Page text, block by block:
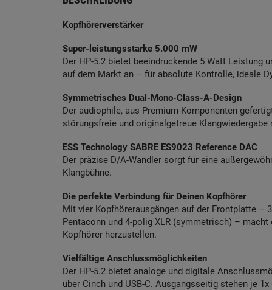
Kopfhörerverstärker
Super-leistungsstarke 5.000 mW
Der HP-5.2 bietet beeindruckende 5 Watt
auf dem Markt an – für absolute Kontrolle, ideale
Symmetrisches Dual-Mono-Class-A-Design
Der audiophile, aus Premium-Komponenten
störungsfreie und originalgetreue
ESS Technology SABRE ES9023 Reference DAC
Der präzise D/A-Wandler sorgt für eine
Klangbühne.
Die perfekte Verbindung für Deinen Kopfhörer
Mit vier Kopfhörerausgängen auf der Frontplatte –
Pentaconn und 4-polig XLR (symmetrisch) –
Kopfhörer herzustellen.
Vielfältige Anschlussmöglichkeiten
Der HP-5.2 bietet analoge und digitale
über Cinch und USB-C. Ausgangsseitig stehen je